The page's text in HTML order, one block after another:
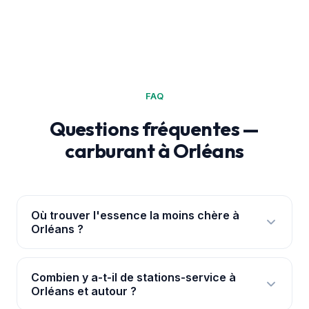
FAQ
Questions fréquentes —
carburant à Orléans
Où trouver l'essence la moins chère à
Orléans ?
géolocalise à Orléans et classe les 5 stations par
prix réel, avec les ruptures signalées. Les prix
Combien y a-t-il de stations-service à
Orléans et autour ?